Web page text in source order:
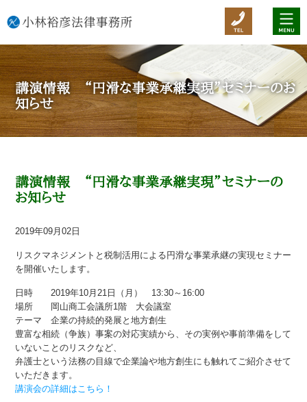
講演情報 “円滑な事業承継実現”セミナーのお
知らせ
講演情報 “円滑な事業承継実現”セミナーの
お知らせ
2019年09月02日
リスクマネジメントと税制活用による円滑な事業承継の実現セミナー
を開催いたします。
日時 2019年10月21日（月） 13:30～16:00
場所 岡山商工会議所1階 大会議室
テーマ 企業の持続的発展と地方創生
豊富な相続（争族）事案の対応実績から、その実例や事前準備をして
いないことのリスクなど、
弁護士という法務の目線で企業論や地方創生にも触れてご紹介させて
いただきます。
講演会の詳細はこちら！